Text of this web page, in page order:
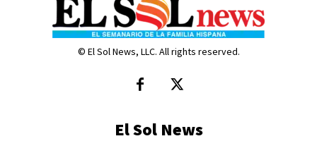
© El Sol News, LLC. All rights reserved.
El Sol News